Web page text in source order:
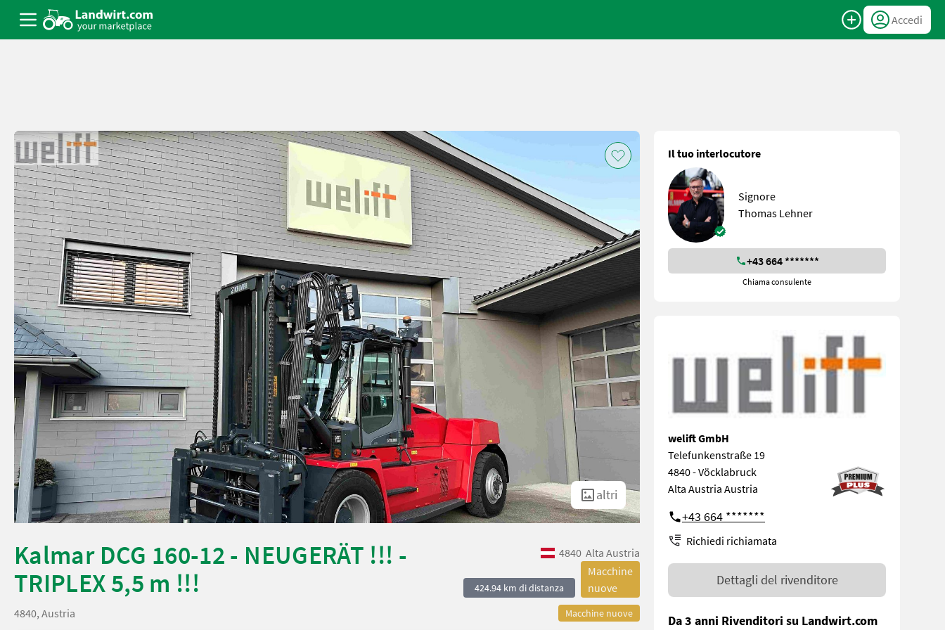
Accedi
altri
Kalmar DCG 160-12 - NEUGERÄT !!! -
TRIPLEX 5,5 m !!!
4840 Alta Austria
424.94 km di distanza
Macchine
nuove
Macchine nuove
4840, Austria
Il tuo interlocutore
Signore
Thomas Lehner
+43 664 *******
Chiama consulente
welift GmbH
Telefunkenstraße 19
4840 - Vöcklabruck
Alta Austria Austria
+43 664 *******
Richiedi richiamata
Dettagli del rivenditore
Da 3 anni Rivenditori su Landwirt.com